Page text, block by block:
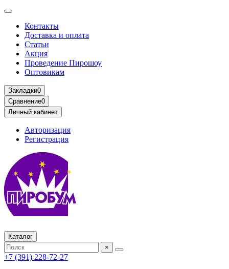
Контакты
Доставка и оплата
Статьи
Акция
Проведение Пирошоу
Оптовикам
Закладки0
Сравнение0
Личный кабинет
Авторизация
Регистрация
Каталог
×
+7 (391) 228-72-27